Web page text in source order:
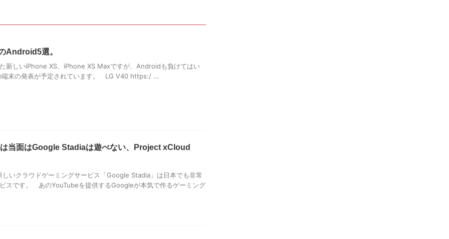
Android5選。
新しいiPhone XS、iPhone XS Maxですが、Androidも負けてはい
端末の発表が予定されています。 LG V40 https:/ ...
当面はGoogle Stadiaは遊べない、Project xCloud
いクラウドゲーミングサービス「Google Stadia」は日本でも非常
スです。 あのYouTubeを提供するGoogleが本気で作るゲーミング